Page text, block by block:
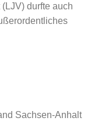
durfte auch
Sachsen-Anhalt